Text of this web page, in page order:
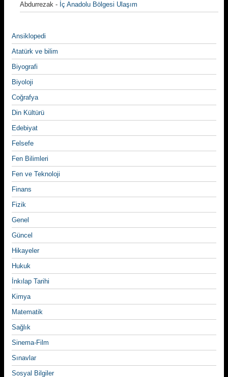
Abdurrezak - İç Anadolu Bölgesi Ulaşım
Ansiklopedi
Atatürk ve bilim
Biyografi
Biyoloji
Coğrafya
Din Kültürü
Edebiyat
Felsefe
Fen Bilimleri
Fen ve Teknoloji
Finans
Fizik
Genel
Güncel
Hikayeler
Hukuk
İnkılap Tarihi
Kimya
Matematik
Sağlık
Sinema-Film
Sınavlar
Sosyal Bilgiler